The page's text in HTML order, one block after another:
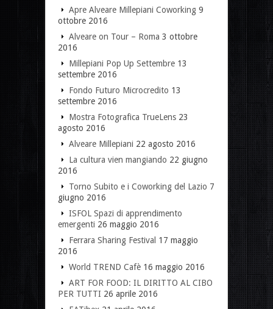
Apre Alveare Millepiani Coworking 9
ottobre 2016
Alveare on Tour – Roma 3 ottobre
2016
Millepiani Pop Up Settembre 13
settembre 2016
Fondo Futuro Microcredito 13
settembre 2016
Mostra Fotografica TrueLens 23
agosto 2016
Alveare Millepiani 22 agosto 2016
La cultura vien mangiando 22 giugno
2016
Torno Subito e i Coworking del Lazio 7
giugno 2016
ISFOL Spazi di apprendimento
emergenti 26 maggio 2016
Ferrara Sharing Festival 17 maggio
2016
World TREND Cafè 16 maggio 2016
ART FOR FOOD: IL DIRITTO AL CIBO
PER TUTTI 26 aprile 2016